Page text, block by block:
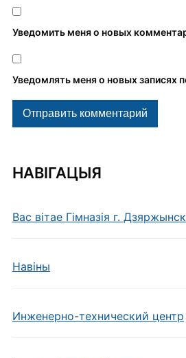
НАВІГАЦЫЯ
Вас вітае Гімназія г.
Навiны
Инженерно-технический центр
Уведомить меня о новых
Уведомлять меня о новых записях